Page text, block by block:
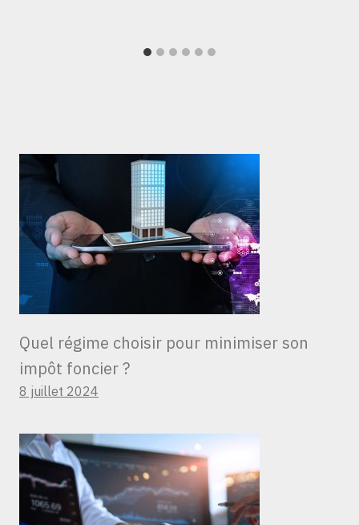
Quel régime choisir pour minimiser son
impôt foncier ?
8 juillet 2024